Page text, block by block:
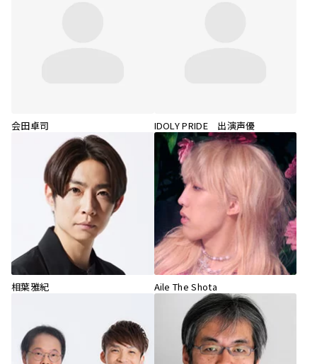
会田卓司 IDOLY PRIDE 出演声優
相葉雅紀 Aile The Shota